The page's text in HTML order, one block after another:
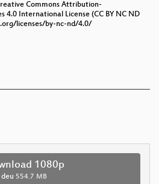
Commons Attribution-
4.0 International License (CC BY NC ND
licenses/by-nc-nd/4.0/
1080p
deu 554.7 MB